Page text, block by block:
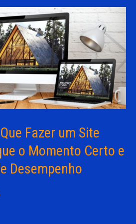
Fazer um Site
o Momento Certo e
Desempenho